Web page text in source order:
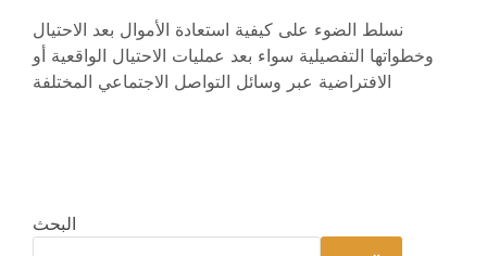
نسلط الضوء على كيفية استعادة الأموال بعد الاحتيال
وخطواتها التفصيلية سواء بعد عمليات الاحتيال الواقعية أو
الافتراضية عبر وسائل التواصل الاجتماعي المختلفة
البحث